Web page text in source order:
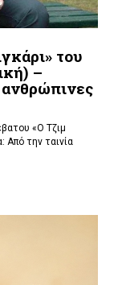
του
–
«Ο Τζιμ
Από την ταινία